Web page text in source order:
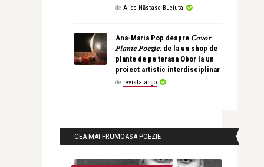
de Alice Năstase Buciuta
Ana-Maria Pop despre 𝐶𝑜𝑣𝑜𝑟
𝑃𝑙𝑎𝑛𝑡𝑒 𝑃𝑜𝑒𝑧𝑖𝑒: de la un shop de
plante de pe terasa Obor la un
proiect artistic interdisciplinar
de revistatango
CEA MAI FRUMOASA POEZIE